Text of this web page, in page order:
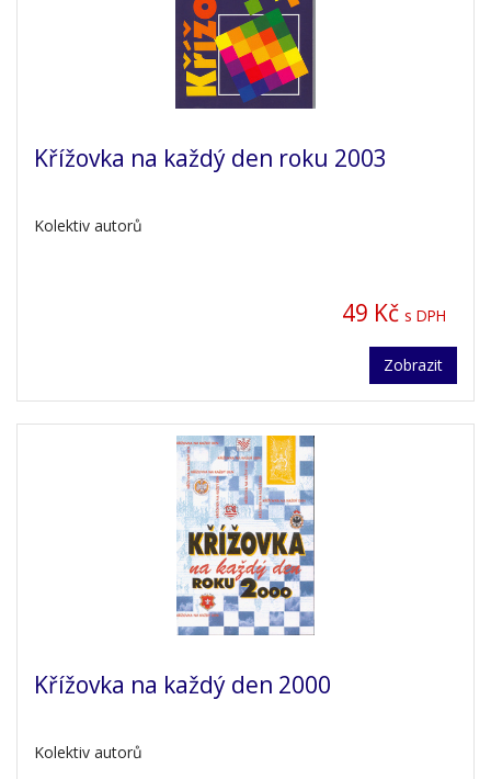
Křížovka na každý den roku 2003
Kolektiv autorů
49 Kč s DPH
Zobrazit
Křížovka na každý den 2000
Kolektiv autorů